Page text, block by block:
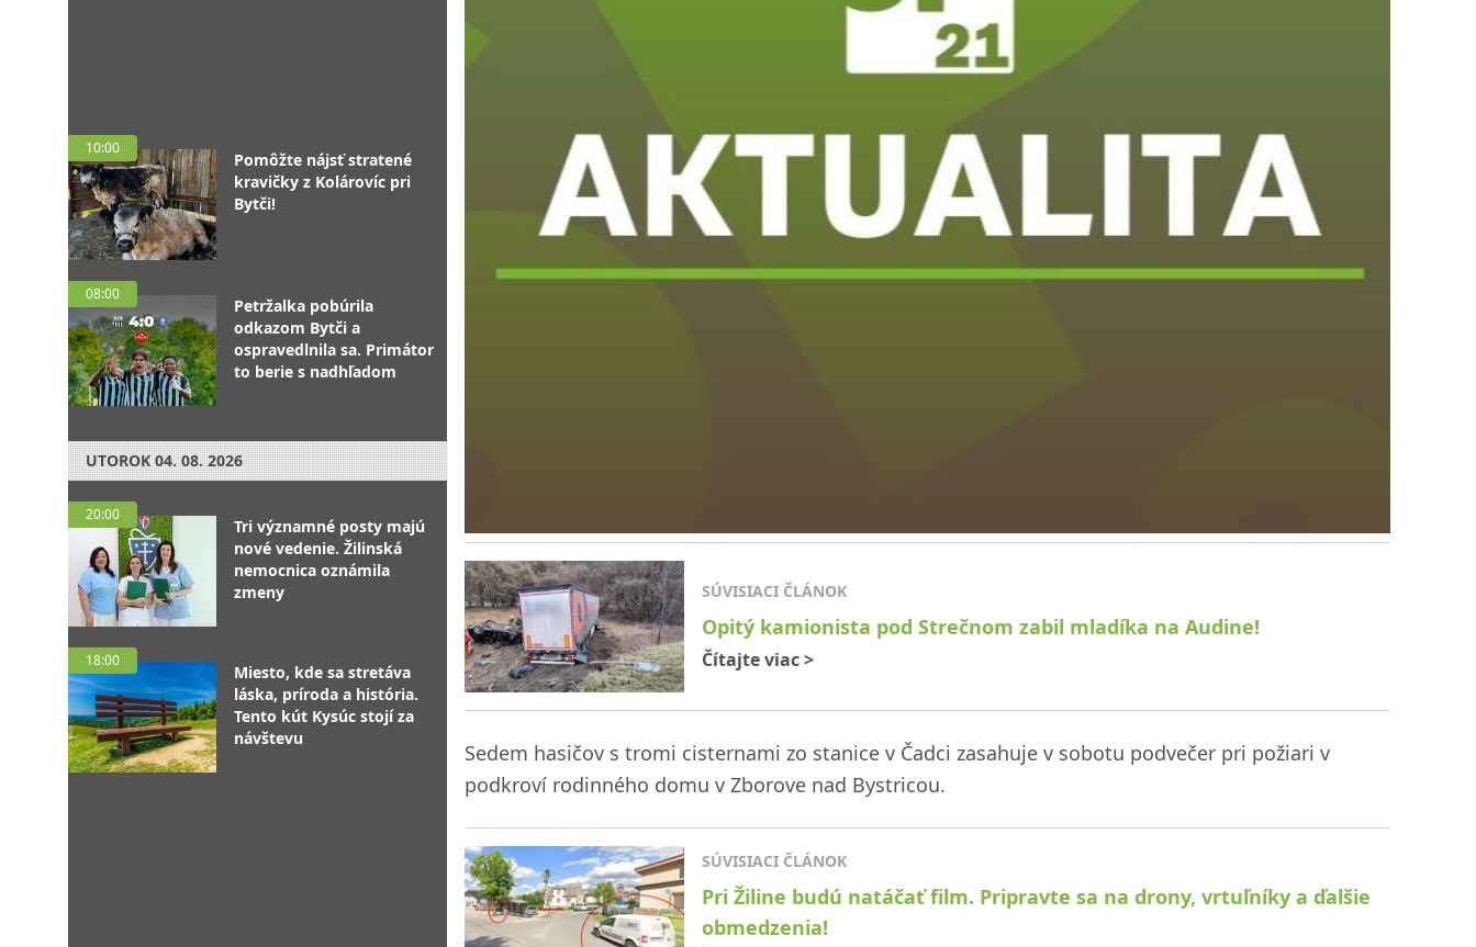
10:00
Pomôžte nájsť stratené
kravičky z Kolárovíc pri
Bytči!
08:00
Petržalka pobúrila
odkazom Bytči a
ospravedlnila sa. Primátor
to berie s nadhľadom
UTOROK 04. 08. 2026
20:00
Tri významné posty majú
nové vedenie. Žilinská
nemocnica oznámila
zmeny
18:00
Miesto, kde sa stretáva
láska, príroda a história.
Tento kút Kysúc stojí za
návštevu
SÚVISIACI ČLÁNOK
Opitý kamionista pod Strečnom zabil mladíka na Audine!
Čítajte viac>
Sedem hasičov s tromi cisternami zo stanice v Čadci zasahuje v sobotu podvečer pri požiari v
podkroví rodinného domu v Zborove nad Bystricou.
SÚVISIACI ČLÁNOK
Pri Žiline budú natáčať film. Pripravte sa na drony, vrtuľníky a ďalšie
obmedzenia!